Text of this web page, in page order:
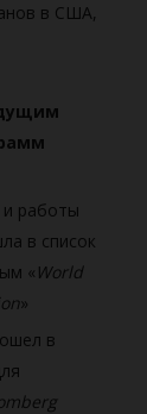
в США,
работы
в список
« World
»
в